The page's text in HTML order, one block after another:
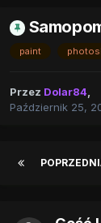
paint
Przez Dolar84,
Październik 25,